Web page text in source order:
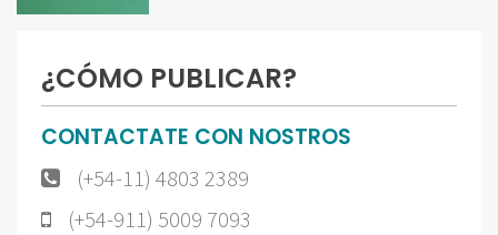
¿CÓMO PUBLICAR?
CONTACTATE CON NOSTROS
(+54-11) 4803 2389
(+54-911) 5009 7093